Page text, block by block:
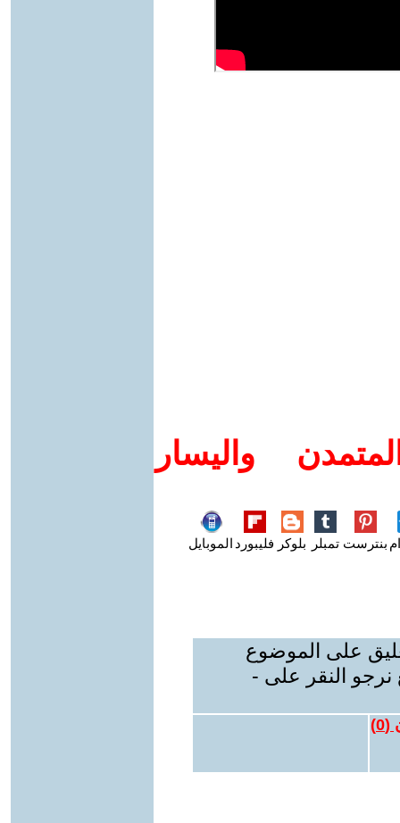
واليسار
بنترست تمبلر بلوكر فليبورد الموبايل
على الموضوع
نرجو النقر على -
(
0
)